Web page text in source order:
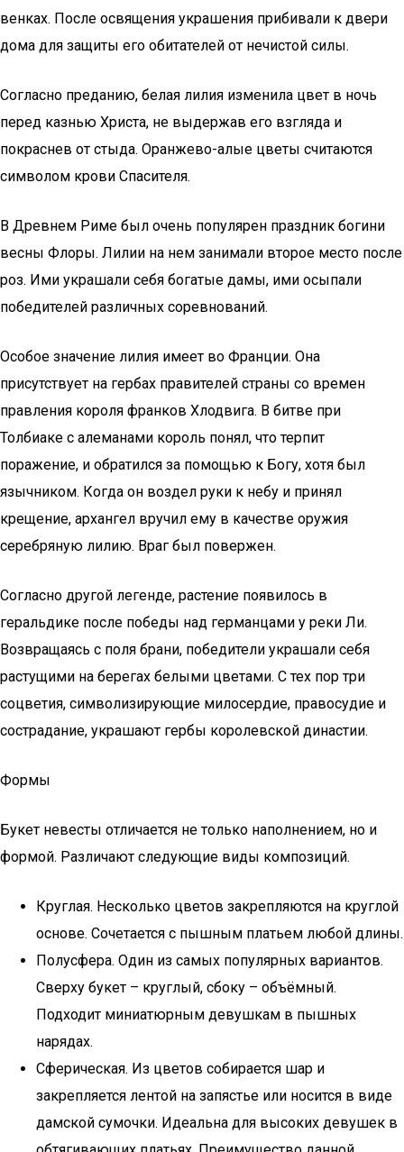
венках. После освящения украшения прибивали к двери
дома для защиты его обитателей от нечистой силы.
Согласно преданию, белая лилия изменила цвет в ночь
перед казнью Христа, не выдержав его взгляда и
покраснев от стыда. Оранжево-алые цветы считаются
символом крови Спасителя.
В Древнем Риме был очень популярен праздник богини
весны Флоры. Лилии на нем занимали второе место после
роз. Ими украшали себя богатые дамы, ими осыпали
победителей различных соревнований.
Особое значение лилия имеет во Франции. Она
присутствует на гербах правителей страны со времен
правления короля франков Хлодвига. В битве при
Толбиаке с алеманами король понял, что терпит
поражение, и обратился за помощью к Богу, хотя был
язычником. Когда он воздел руки к небу и принял
крещение, архангел вручил ему в качестве оружия
серебряную лилию. Враг был повержен.
Согласно другой легенде, растение появилось в
геральдике после победы над германцами у реки Ли.
Возвращаясь с поля брани, победители украшали себя
растущими на берегах белыми цветами. С тех пор три
соцветия, символизирующие милосердие, правосудие и
сострадание, украшают гербы королевской династии.
Формы
Букет невесты отличается не только наполнением, но и
формой. Различают следующие виды композиций.
Круглая. Несколько цветов закрепляются на круглой
основе. Сочетается с пышным платьем любой длины.
Полусфера. Один из самых популярных вариантов.
Сверху букет – круглый, сбоку – объёмный.
Подходит миниатюрным девушкам в пышных
нарядах.
Сферическая. Из цветов собирается шар и
закрепляется лентой на запястье или носится в виде
дамской сумочки. Идеальна для высоких девушек в